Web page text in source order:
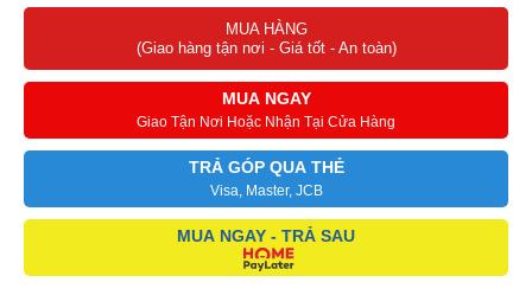
Các tiện ích đi kèm hỗ trợ người dùng:
hẹn giờ giặt, khóa trẻ
em, tự khởi động lại khi có điện,...
MUA HÀNG
(Giao hàng tận nơi - Giá tốt - An toàn)
MUA NGAY
Giao Tận Nơi Hoặc Nhận Tại Cửa Hàng
TRẢ GÓP QUA THẺ
Visa, Master, JCB
MUA NGAY - TRẢ SAU